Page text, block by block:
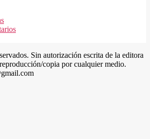
Sin autorización escrita de la editora
copia por cualquier medio.